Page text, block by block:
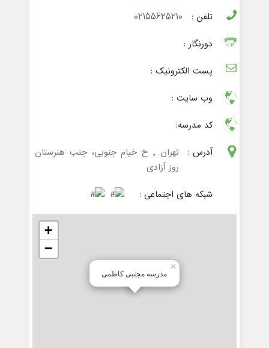
تلفن :
02155625210
دورنگار :
پست الکترونیک :
وب سایت :
کد مدرسه:
آدرس :
تهران , خ خیام جنوبی، جنب هنرستان
روز آزادی
شبکه های اجتماعی :
مدرسه مجتبی کاظمی
×
+
−